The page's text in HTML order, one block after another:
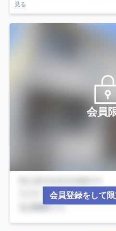
見る
会員
会員登録をして